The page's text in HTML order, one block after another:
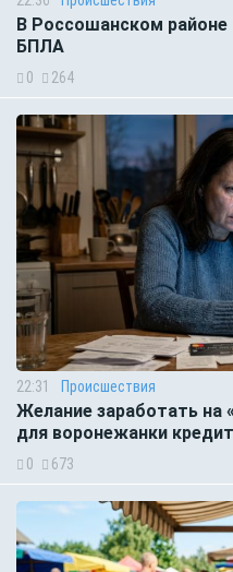
В Россошанском районе
БПЛА
0 264
22:31 Происшествия
Желание заработать на
для воронежанки
0 673